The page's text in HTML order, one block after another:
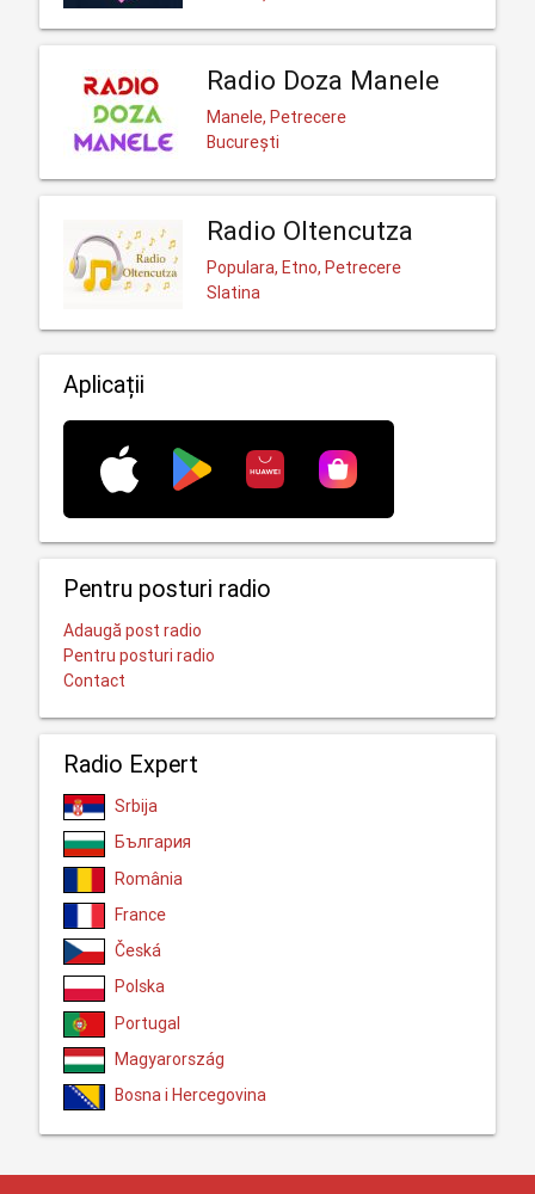
Radio Doza Manele
Manele, Petrecere
București
Radio Oltencutza
Populara, Etno, Petrecere
Slatina
Aplicații
Pentru posturi radio
Adaugă post radio
Pentru posturi radio
Contact
Radio Expert
Srbija
България
România
France
Česká
Polska
Portugal
Magyarország
Bosna i Hercegovina